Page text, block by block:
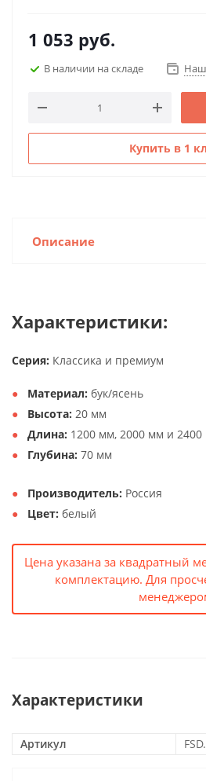
1 053 руб.
В наличии на складе
Купить в 1
Описание
Характеристики:
Серия: Классика и премиум
Материал: бук/ясень
Высота: 20 мм
Длина: 1200 мм, 2000 мм и
Глубина: 70 мм
Производитель: Россия
Цвет: белый
Цена указана за квадратный
комплектацию. Для
Характеристики
Артикул